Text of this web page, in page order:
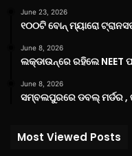
June 23, 2026
୧୦୦ଟି ବୋନ୍ ମ୍ୟାରୋ
June 8, 2026
ଲକ୍‌ଡାଉନ୍‌ରେ ରହିଲେ
June 8, 2026
ସମ୍ବଲପୁରରେ ଡବଲ୍ ମର୍ଡର ,
Most Viewed Posts